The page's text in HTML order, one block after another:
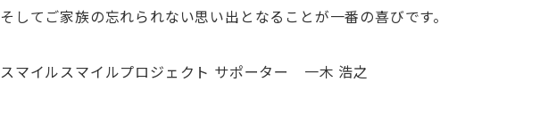
そしてご家族の忘れられない思い出となることが一番の喜びです。
スマイルスマイルプロジェクト サポーター 一木 浩之